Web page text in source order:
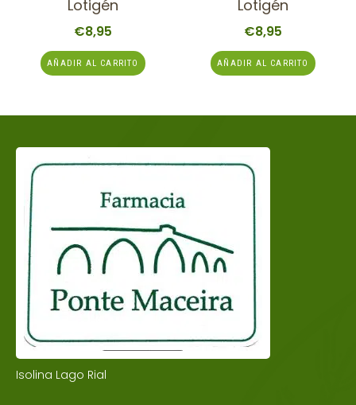
Lotigén
€8,95
AÑADIR AL CARRITO
Lotigén
€8,95
AÑADIR AL CARRITO
Isolina Lago Rial